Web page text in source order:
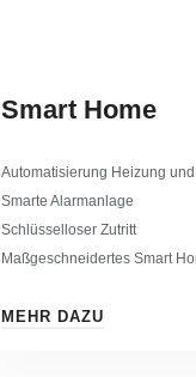
Smart Home
Automatisierung Heizung
Smarte Alarmanlage
Schlüsselloser Zutritt
Maßgeschneidertes Smart
MEHR DAZU